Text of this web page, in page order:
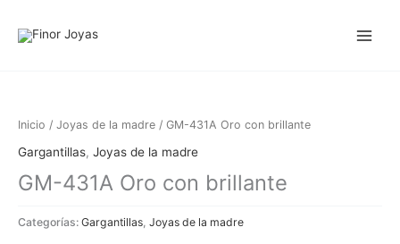
Inicio / Joyas de la madre / GM-431A Oro con brillante
Gargantillas, Joyas de la madre
GM-431A Oro con brillante
Categorías: Gargantillas Joyas de la madre